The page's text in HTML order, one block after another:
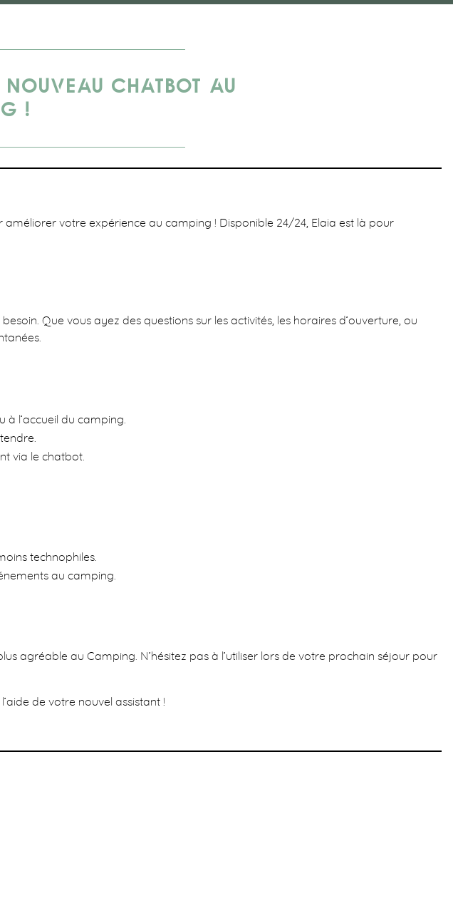
CHATBOT AU
!
améliorer votre expérience au camping ! Disponible 24/24, Elaia est là pour
Que vous ayez des questions sur les activités, les horaires d’ouverture, ou
l’accueil du camping.
via le chatbot.
technophiles.
au camping.
agréable au Camping. N’hésitez pas à l’utiliser lors de votre prochain séjour pour
de votre nouvel assistant !